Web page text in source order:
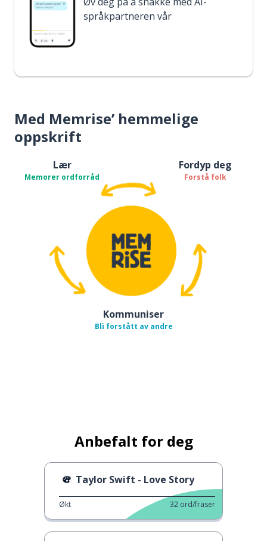
språkpartneren vår
Med Memrise’ hemmelige
oppskrift
Lær
Memorer ordforråd
Fordyp deg
Forstå folk
Kommuniser
Bli forstått av andre
Anbefalt for deg
Taylor Swift - Love Story
Økt 32 ord/fraser